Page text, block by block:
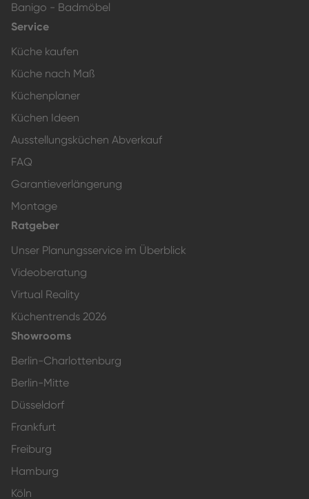
Banigo - Badmöbel
Service
Küche kaufen
Küche nach Maß
Küchenplaner
Küchen Ideen
Ausstellungsküchen Abverkauf
FAQ
Garantieverlängerung
Montage
Ratgeber
Unser Planungsservice im Überblick
Videoberatung
Virtual Reality
Küchentrends 2026
Showrooms
Berlin-Charlottenburg
Berlin-Mitte
Düsseldorf
Frankfurt
Freiburg
Hamburg
Köln